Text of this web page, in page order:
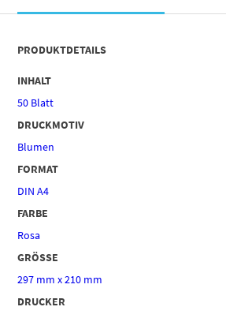
PRODUKTDETAILS
INHALT
50 Blatt
DRUCKMOTIV
Blumen
FORMAT
DIN A4
FARBE
Rosa
GRÖSSE
297 mm x 210 mm
DRUCKER